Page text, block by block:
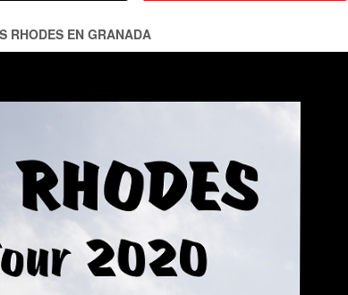
RHODES EN GRANADA